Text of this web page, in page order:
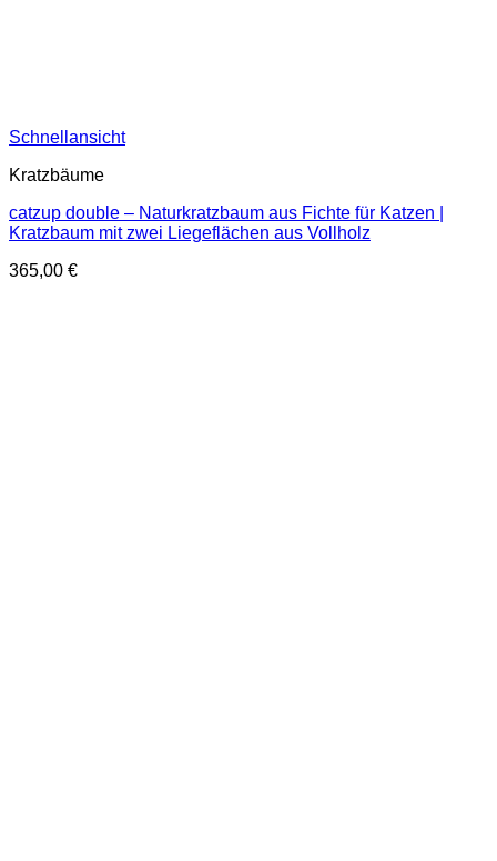
Schnellansicht
Kratzbäume
catzup double – Naturkratzbaum aus Fichte für Katzen |
Kratzbaum mit zwei Liegeflächen aus Vollholz
365,00 €